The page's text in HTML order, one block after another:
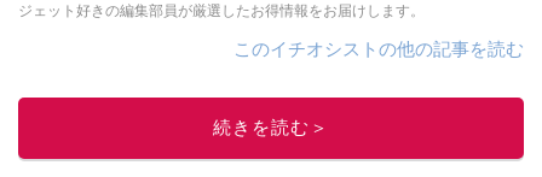
ジェット好きの編集部員が厳選したお得情報をお届けします。
このイチオシストの他の記事を読む
続きを読む＞